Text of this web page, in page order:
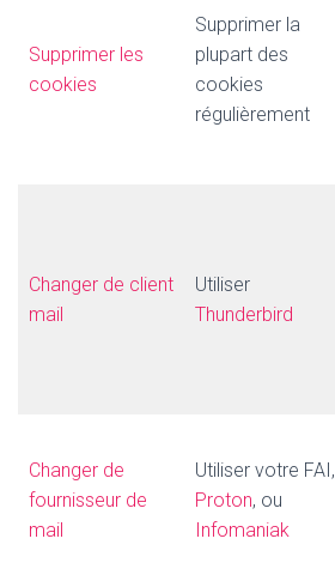
Supprimer les
cookies
Supprimer la
plupart des
cookies
régulièrement
Changer de client
mail
Utiliser
Thunderbird
Changer de
fournisseur de
mail
Utiliser votre FAI,
Proton, ou
Infomaniak